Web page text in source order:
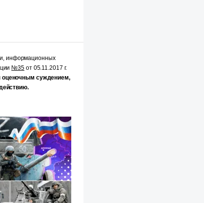
информационных
№35от 05.11.2017 г.
суждением,